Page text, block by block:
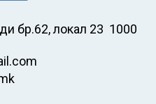
бр.62, локал 23 1000